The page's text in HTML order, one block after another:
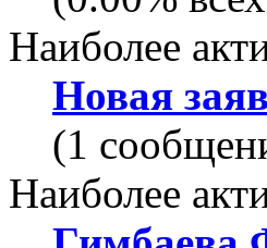
Наиболее
Новая
(1
Наиболее